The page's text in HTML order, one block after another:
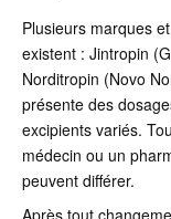
Plusieurs marques
existent : Jintropin
Norditropin (Novo
présente des
excipients variés.
médecin ou un
peuvent différer.
Après tout